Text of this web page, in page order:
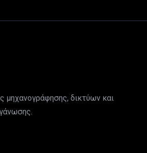
μηχανογράφησης, δικτύων και